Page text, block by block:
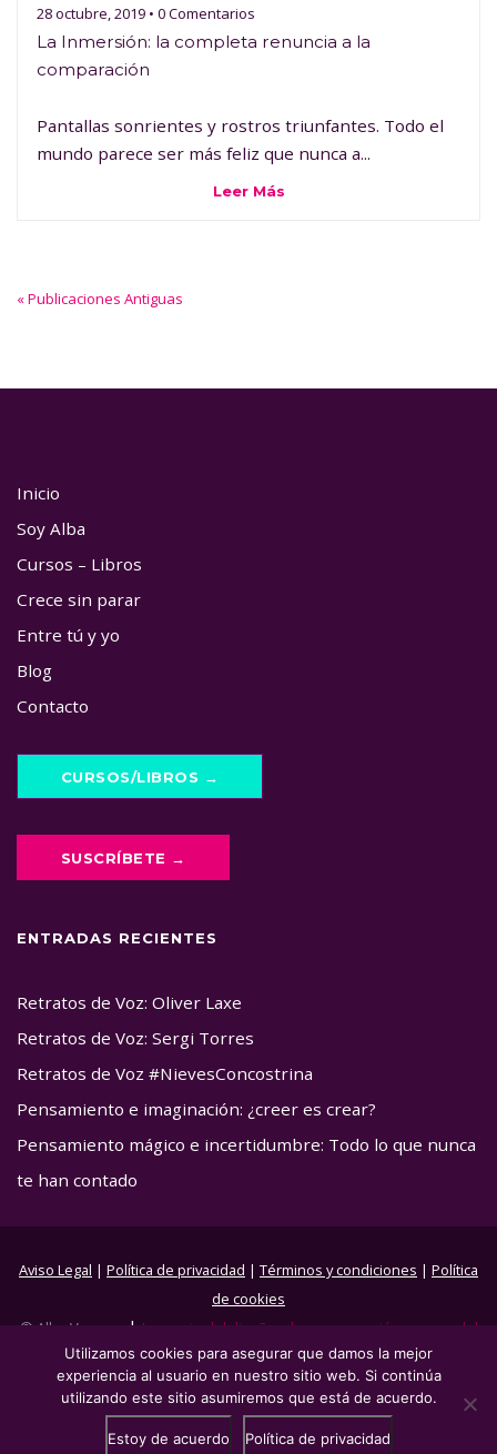
28 octubre, 2019 • 0 Comentarios
La Inmersión: la completa renuncia a la
comparación
Pantallas sonrientes y rostros triunfantes. Todo el
mundo parece ser más feliz que nunca a...
Leer Más
« Publicaciones Antiguas
Inicio
Soy Alba
Cursos – Libros
Crece sin parar
Entre tú y yo
Blog
Contacto
CURSOS/LIBROS →
SUSCRÍBETE →
ENTRADAS RECIENTES
Retratos de Voz: Oliver Laxe
Retratos de Voz: Sergi Torres
Retratos de Voz #NievesConcostrina
Pensamiento e imaginación: ¿creer es crear?
Pensamiento mágico e incertidumbre: Todo lo que nunca
te han contado
Aviso Legal | Política de privacidad | Términos y condiciones | Política
de cookies
© Alba Veryser
| La magia del diseño y la programación a cargo del
flow deJose Peiró
Utilizamos cookies para asegurar que damos la mejor
experiencia al usuario en nuestro sitio web. Si continúa
utilizando este sitio asumiremos que está de acuerdo.
Estoy de acuerdo Política de privacidad